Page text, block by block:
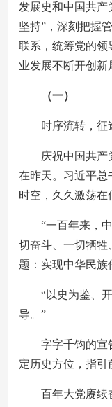
发展史和中国共产
坚持”，深刻把握
联系，统筹党的领
业发展不断开创新
（一）
时序流转，征
庆祝中国共产
在昨天。习近平总
时空，久久激荡在
“一百年来，
切奋斗、一切牺牲
题：实现中华民族
“以史为鉴、
导。”
字字千钧的宣
定历史方位，指引
百年大党赓续